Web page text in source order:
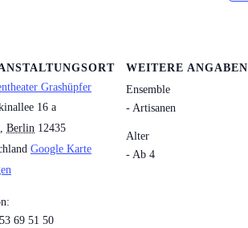
Grashüpfer
16 a
, Berlin 12435
Google Karte
69 51 50
WEITERE ANGABEN
Ensemble
- Artisanen
Alter
- Ab 4